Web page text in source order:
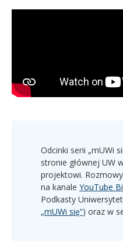
Odcinki serii „mUWi
stronie głównej UW
projektowi.
na kanale YouTube
Podkasty
„mUWi się”) oraz w